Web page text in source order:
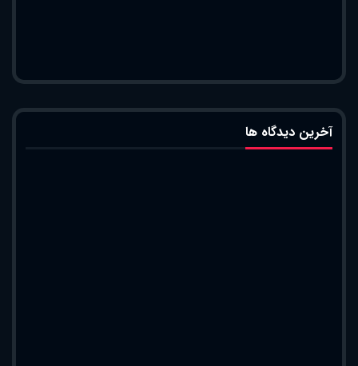
آخرین دیدگاه ها